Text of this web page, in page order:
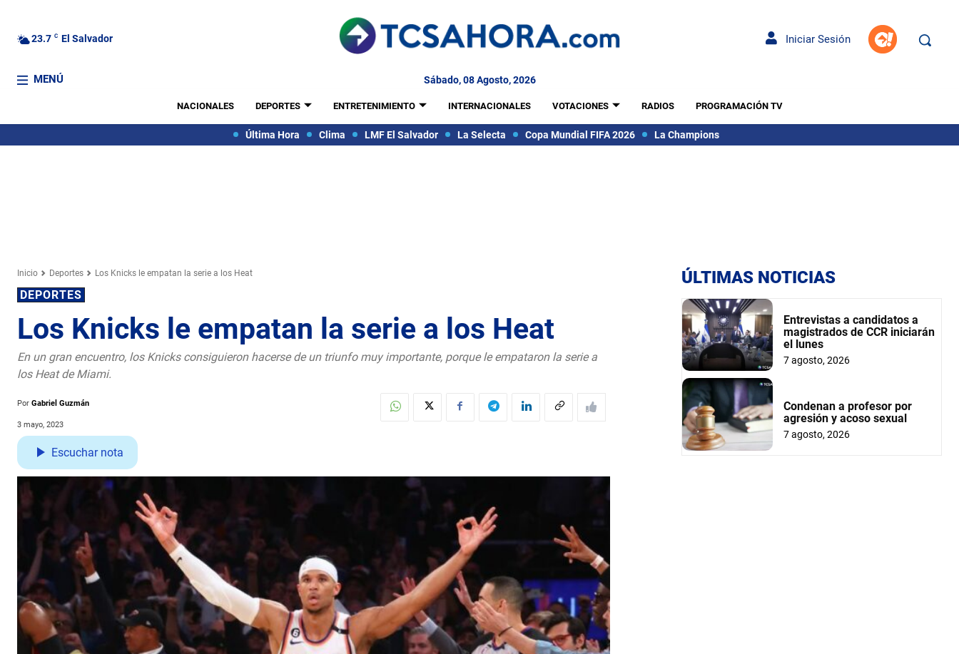
23.7 C El Salvador Iniciar Sesión
MENÚ Sábado, 08 Agosto, 2026
NACIONALES DEPORTES ENTRETENIMIENTO INTERNACIONALES VOTACIONES RADIOS PROGRAMACIÓN TV
Última Hora Clima LMF El Salvador La Selecta Copa Mundial FIFA 2026 La Champions
Inicio Deportes Los Knicks le empatan la serie a los Heat
DEPORTES
Los Knicks le empatan la serie a los Heat
En un gran encuentro, los Knicks consiguieron hacerse de un triunfo muy importante, porque le empataron la serie a
los Heat de Miami.
Por Gabriel Guzmán
3 mayo, 2023
Escuchar nota
ÚLTIMAS NOTICIAS
Entrevistas a candidatos a
magistrados de CCR iniciarán
el lunes
7 agosto, 2026
Condenan a profesor por
agresión y acoso sexual
7 agosto, 2026